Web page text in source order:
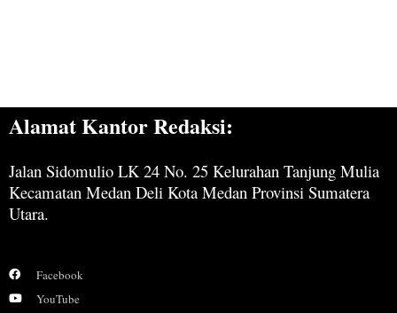
Alamat Kantor Redaksi:
Jalan Sidomulio LK 24 No. 25 Kelurahan Tanjung Mulia
Kecamatan Medan Deli Kota Medan Provinsi Sumatera
Utara.
Facebook
YouTube